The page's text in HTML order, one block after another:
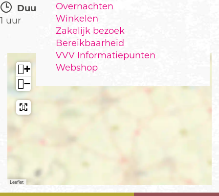
Overnachten
Winkelen
Zakelijk bezoek
Bereikbaarheid
VVV Informatiepunten
Webshop
Duur:
1 uur
+
−
Leaflet